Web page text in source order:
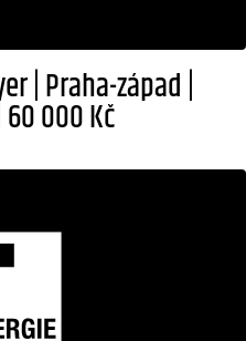
| Praha-západ |
000 Kč